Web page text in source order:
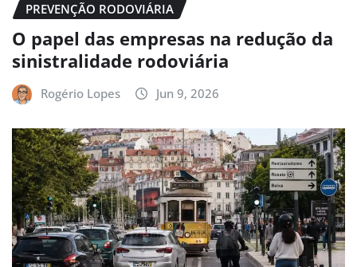
PREVENÇÃO RODOVIÁRIA
O papel das empresas na redução da
sinistralidade rodoviária
Rogério Lopes Jun 9, 2026